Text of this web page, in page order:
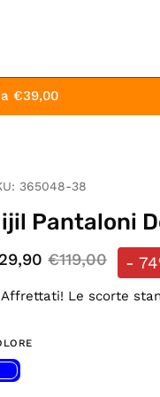
€39,00
365048-38
Pantaloni
€119,00 -
Affrettati! Le scorte